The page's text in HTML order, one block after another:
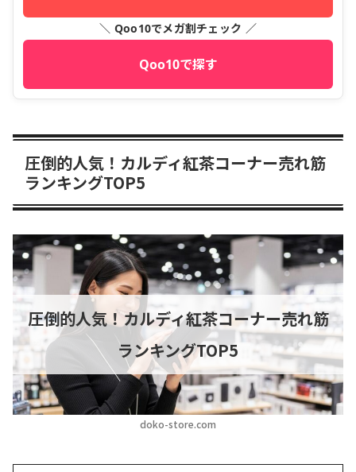
＼ Qoo10でメガ割チェック ／
Qoo10で探す
圧倒的人気！カルディ紅茶コーナー売れ筋
ランキングTOP5
doko-store.com
圧倒的人気！カルディ紅茶コーナー売れ筋
ランキングTOP5